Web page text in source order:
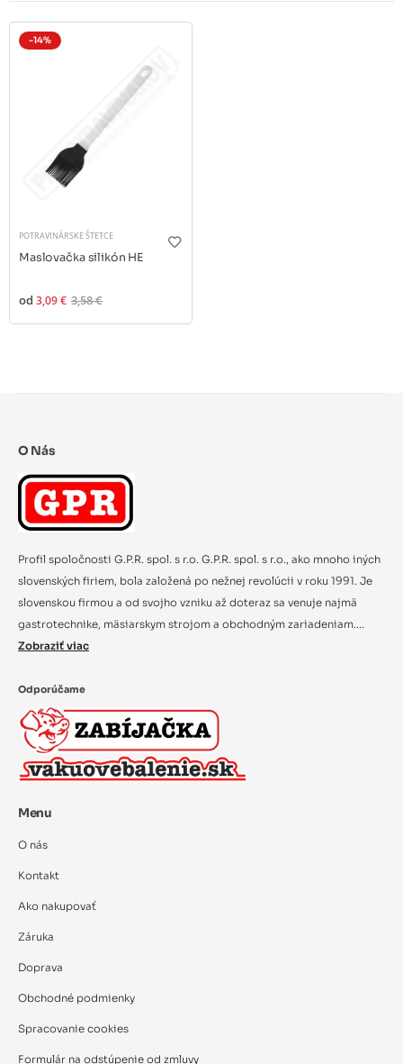
-14%
POTRAVINÁRSKE ŠTETCE
Maslovačka silikón HE
od 3,09 € 3,58 €
O Nás
Profil spoločnosti G.P.R. spol. s r.o. G.P.R. spol. s r.o., ako mnoho iných
slovenských firiem, bola založená po nežnej revolúcii v roku 1991. Je
slovenskou firmou a od svojho vzniku až doteraz sa venuje najmä
gastrotechnike, mäsiarskym strojom a obchodným zariadeniam....
Zobraziť viac
Odporúčame
Menu
O nás
Kontakt
Ako nakupovať
Záruka
Doprava
Obchodné podmienky
Spracovanie cookies
Formulár na odstúpenie od zmluvy